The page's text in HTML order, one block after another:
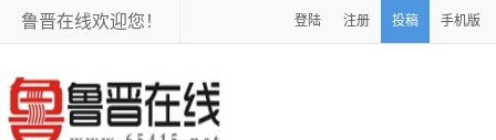
鲁晋在线欢迎您！ 登陆 注册 投稿 手机版